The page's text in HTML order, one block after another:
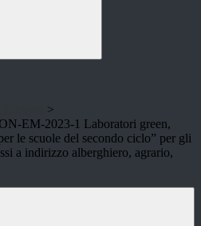
>
EM-2023-1 Laboratori green,
le scuole del secondo ciclo” per gli
a indirizzo alberghiero, agrario,